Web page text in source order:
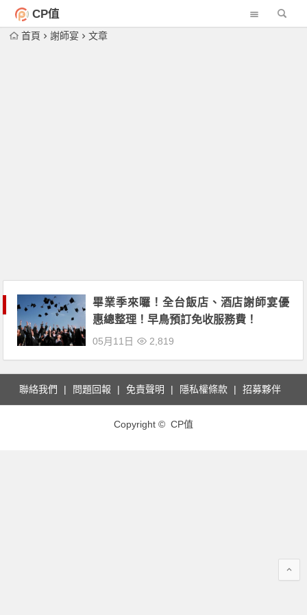
CP值
首頁 謝師宴 文章
畢業季來囉！全台飯店、酒店謝師宴優
惠總整理！早鳥預訂免收服務費！
05月11日 2,819
聯絡我們 問題回報 免責聲明 隱私權條款 招募夥伴
Copyright © CP值